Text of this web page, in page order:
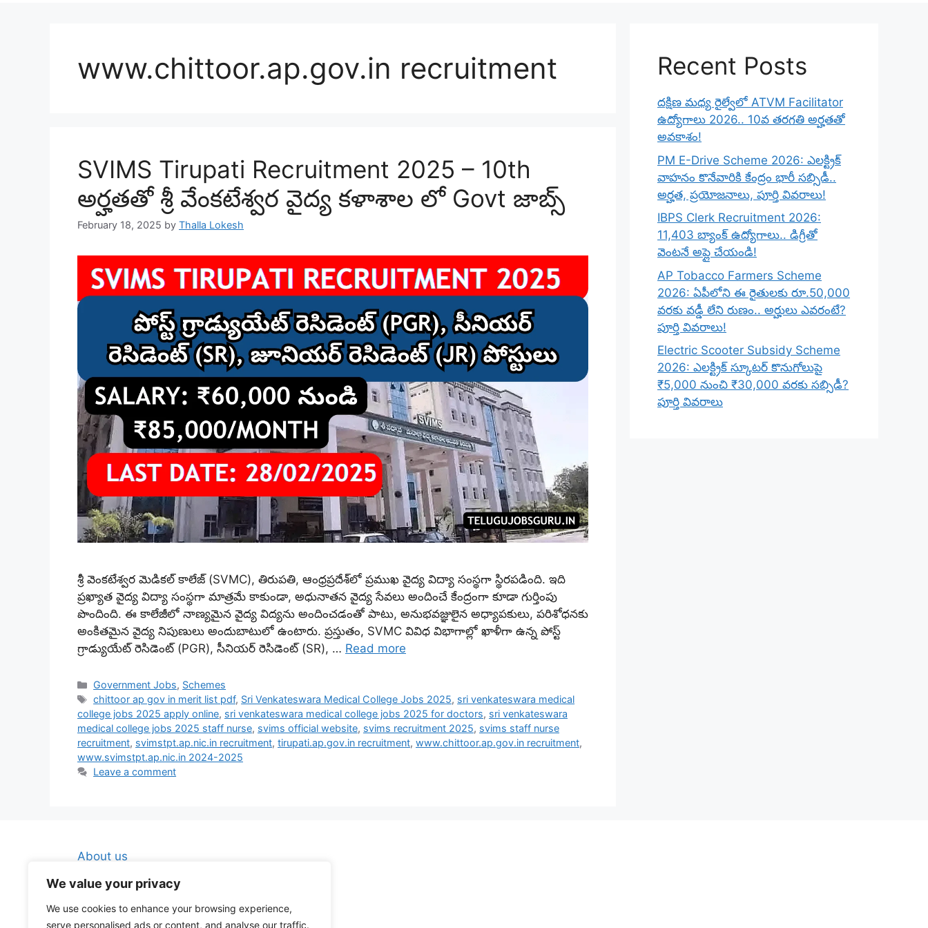
We value your privacy
We use cookies to enhance your browsing experience,
serve personalised ads or content, and analyse our traffic.
www.chittoor.ap.gov.in recruitment
SVIMS Tirupati Recruitment 2025 – 10th
అర్హతతో శ్రీ వేంకటేశ్వర వైద్య కళాశాల లో Govt జాబ్స్
February 18, 2025 by Thalla Lokesh
శ్రీ వెంకటేశ్వర మెడికల్ కాలేజ్ (SVMC), తిరుపతి, ఆంధ్రప్రదేశ్‌లో ప్రముఖ వైద్య విద్యా సంస్థగా స్థిరపడింది. ఇది
ప్రఖ్యాత వైద్య విద్యా సంస్థగా మాత్రమే కాకుండా, అధునాతన వైద్య సేవలు అందించే కేంద్రంగా కూడా గుర్తింపు
పొందింది. ఈ కాలేజీలో నాణ్యమైన వైద్య విద్యను అందించడంతో పాటు, అనుభవజ్ఞులైన అధ్యాపకులు, పరిశోధనకు
అంకితమైన వైద్య నిపుణులు అందుబాటులో ఉంటారు. ప్రస్తుతం, SVMC వివిధ విభాగాల్లో ఖాళీగా ఉన్న పోస్ట్
గ్రాడ్యుయేట్ రెసిడెంట్ (PGR), సీనియర్ రెసిడెంట్ (SR), … Read more
Categories
Government Jobs, Schemes
Tags
chittoor ap gov in merit list pdf, Sri Venkateswara Medical College Jobs 2025, sri venkateswara medical
college jobs 2025 apply online, sri venkateswara medical college jobs 2025 for doctors, sri venkateswara
medical college jobs 2025 staff nurse, svims official website, svims recruitment 2025, svims staff nurse
recruitment, svimstpt.ap.nic.in recruitment, tirupati.ap.gov.in recruitment, www.chittoor.ap.gov.in recruitment,
www.svimstpt.ap.nic.in 2024-2025
Leave a comment
Recent Posts
దక్షిణ మధ్య రైల్వేలో ATVM Facilitator
ఉద్యోగాలు 2026.. 10వ తరగతి అర్హతతో
అవకాశం!
PM E-Drive Scheme 2026: ఎలక్ట్రిక్
వాహనం కొనేవారికి కేంద్రం భారీ సబ్సిడీ..
అర్హత, ప్రయోజనాలు, పూర్తి వివరాలు!
IBPS Clerk Recruitment 2026:
11,403 బ్యాంక్ ఉద్యోగాలు.. డిగ్రీతో
వెంటనే అప్లై చేయండి!
AP Tobacco Farmers Scheme
2026: ఏపీలోని ఈ రైతులకు రూ.50,000
వరకు వడ్డీ లేని రుణం.. అర్హులు ఎవరంటే?
పూర్తి వివరాలు!
Electric Scooter Subsidy Scheme
2026: ఎలక్ట్రిక్ స్కూటర్ కొనుగోలుపై
₹5,000 నుంచి ₹30,000 వరకు సబ్సిడీ?
పూర్తి వివరాలు
About us
Contact Us
Disclaimer